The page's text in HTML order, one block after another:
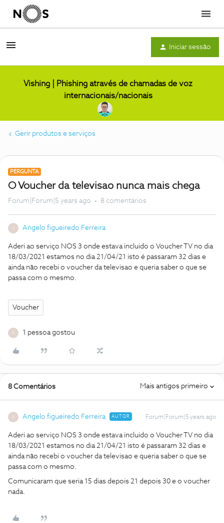
Menu
Iniciar sessão
Vishing | Phishing através de chamadas de voz
internacionais/nacionais
Gerir produtos e serviços
PERGUNTA
O Voucher da televisao nunca mais chega
Forum|Forum|5 years ago 8 comentários
A Angelo figueiredo Ferreira
Aderi ao serviço NOS 3 onde estava incluido o Voucher TV no dia
18/03/2021 estamos no dia 21/04/21 isto é passaram 32 dias e
ainda não recebi o voucher da televisao e queria saber o que se
passa com o mesmo.
Voucher
A 1 pessoa gostou
8 Comentários Mais antigos primeiro
A Angelo figueiredo Ferreira AUTOR Forum|Forum|5 years ago
Aderi ao serviço NOS 3 onde estava incluido o Voucher TV no dia
18/03/2021 estamos no dia 21/04/21 isto é passaram 32 dias e
ainda não recebi o voucher da televisao e queria saber o que se
passa com o mesmo.
Comunicaram que seria 15 dias depois 21 depois 30 e o voucher
nada.